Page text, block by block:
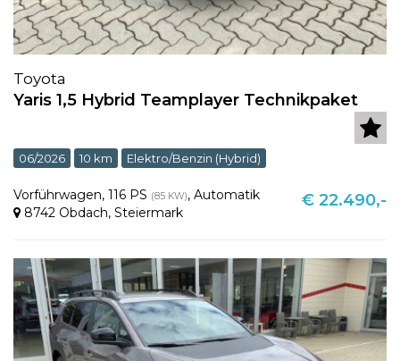
Toyota
Yaris 1,5 Hybrid Teamplayer Technikpaket
06/2026 10 km Elektro/Benzin (Hybrid)
Vorführwagen, 116 PS (85 KW), Automatik
8742 Obdach, Steiermark
€ 22.490,-